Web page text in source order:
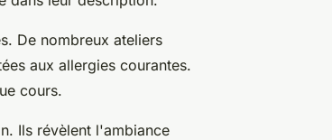
De nombreux ateliers
aux allergies courantes.
cours.
Ils révèlent l'ambiance